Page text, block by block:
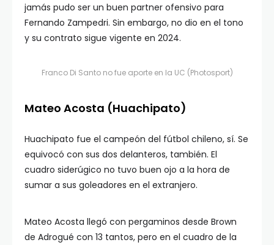
jamás pudo ser un buen partner ofensivo para
Fernando Zampedri. Sin embargo, no dio en el tono
y su contrato sigue vigente en 2024.
Franco Di Santo no fue aporte en la UC (Photosport)
Mateo Acosta (Huachipato)
Huachipato fue el campeón del fútbol chileno, sí. Se
equivocó con sus dos delanteros, también. El
cuadro siderúgico no tuvo buen ojo a la hora de
sumar a sus goleadores en el extranjero.
Mateo Acosta llegó con pergaminos desde Brown
de Adrogué con 13 tantos, pero en el cuadro de la